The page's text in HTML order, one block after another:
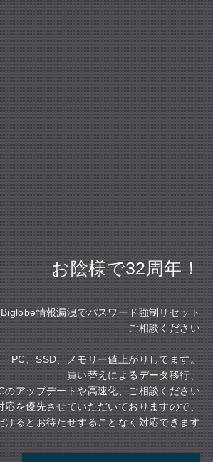
お陰様で32周年！
情報漏洩でパスワード強制リセット
ご相談ください
PC、SSD、メモリー値上がりしてます。
買い替えによるデータ移行、
のアップデートや高速化、ご相談ください
応を優先させていただいておりますので、
けるとお待たせすることなく対応できます